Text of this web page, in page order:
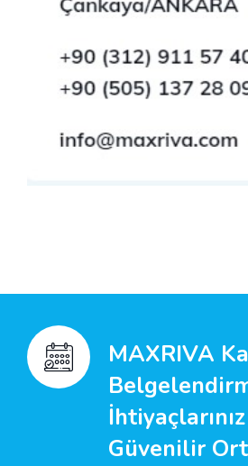
MAXRIVA
Güvenilir